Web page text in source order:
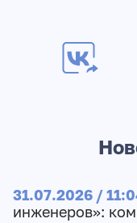
31.07.2026 /
инженеров»: